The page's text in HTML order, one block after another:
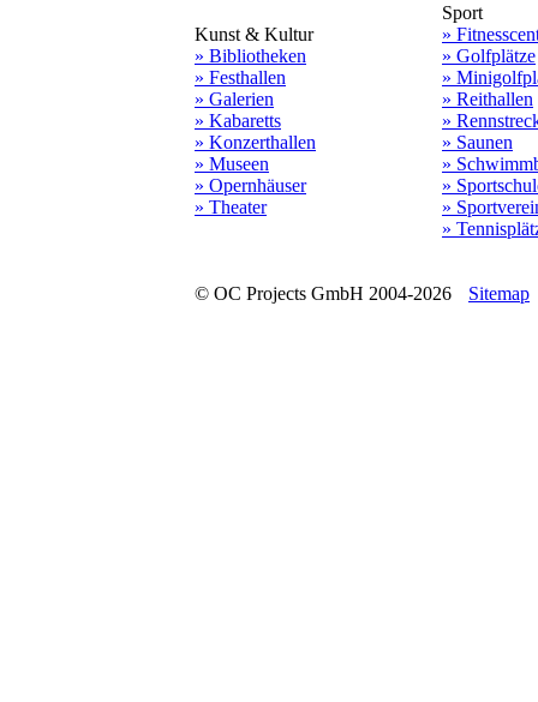
Kunst & Kultur
» Bibliotheken
» Festhallen
» Galerien
» Kabaretts
» Konzerthallen
» Museen
» Opernhäuser
» Theater
Sport
»
» Golfplätze
»
» Reithallen
»
» Saunen
»
»
»
»
© OC Projects GmbH 2004-2026 Sitemap